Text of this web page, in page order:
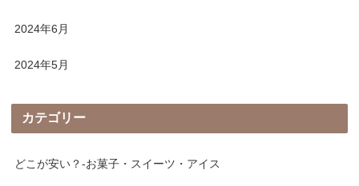
2024年6月
2024年5月
カテゴリー
どこが安い？-お菓子・スイーツ・アイス